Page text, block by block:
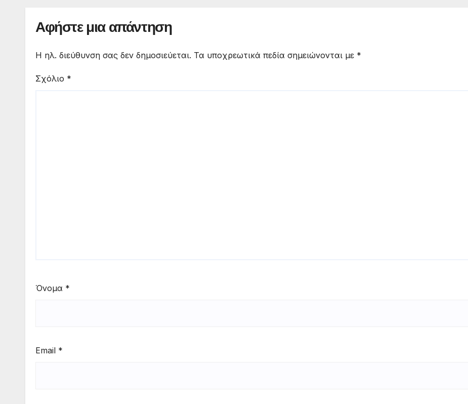
Αφήστε μια απάντηση
Η ηλ. διεύθυνση σας δεν δημοσιεύεται. Τα υποχρεωτικά πεδία σημειώνονται με *
Σχόλιο *
Όνομα *
Email *